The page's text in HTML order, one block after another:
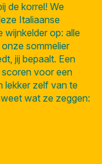
de korrel! We
Italiaanse
wijnkelder op: alle
sommelier
jij bepaalt. Een
voor een
lekker zelf van te
wat ze zeggen: